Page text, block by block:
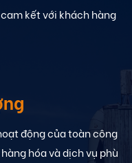
kết với khách hàng
động của toàn công
hóa và dịch vụ phù